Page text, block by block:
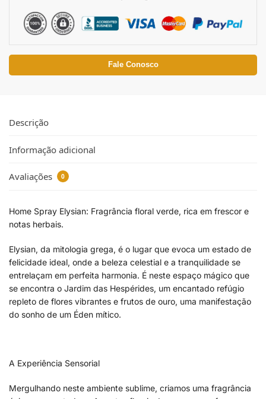
Fale Conosco
Descrição
Informação adicional
Avaliações 0
Home Spray Elysian: Fragrância floral verde, rica em frescor e
notas herbais.
Elysian, da mitologia grega, é o lugar que evoca um estado de
felicidade ideal, onde a beleza celestial e a tranquilidade se
entrelaçam em perfeita harmonia. É neste espaço mágico que
se encontra o Jardim das Hespérides, um encantado refúgio
repleto de flores vibrantes e frutos de ouro, uma manifestação
do sonho de um Éden mítico.
A Experiência Sensorial
Mergulhando neste ambiente sublime, criamos uma fragrância